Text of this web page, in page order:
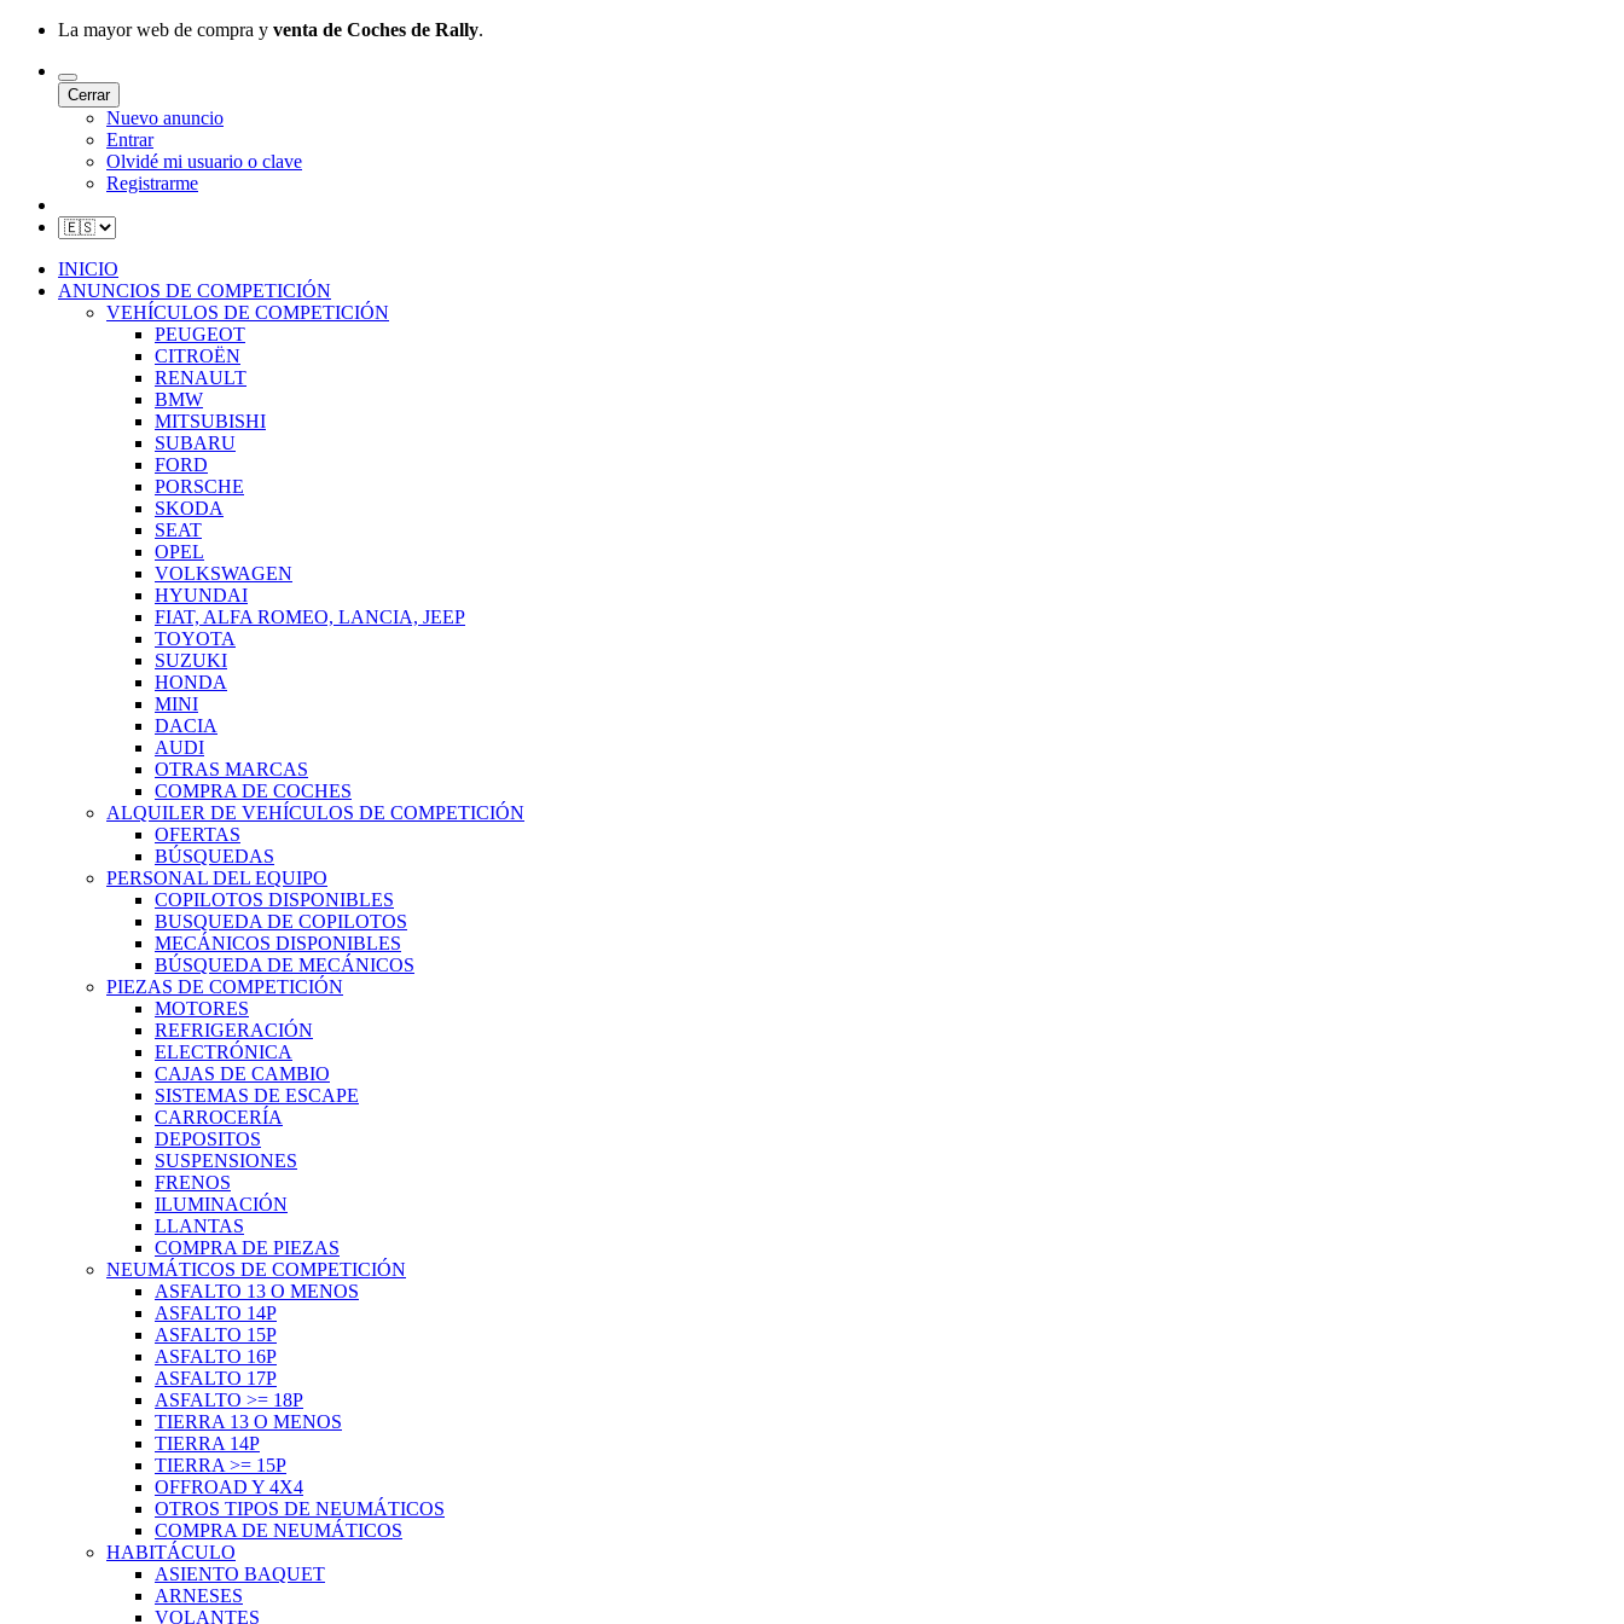
La mayor web de compra y venta de Coches de Rally.
Cerrar
Nuevo anuncio
Entrar
Olvidé mi usuario o clave
Registrarme
INICIO
ANUNCIOS DE COMPETICIÓN
VEHÍCULOS DE COMPETICIÓN
PEUGEOT
CITROËN
RENAULT
BMW
MITSUBISHI
SUBARU
FORD
PORSCHE
SKODA
SEAT
OPEL
VOLKSWAGEN
HYUNDAI
FIAT, ALFA ROMEO, LANCIA, JEEP
TOYOTA
SUZUKI
HONDA
MINI
DACIA
AUDI
OTRAS MARCAS
COMPRA DE COCHES
ALQUILER DE VEHÍCULOS DE COMPETICIÓN
OFERTAS
BÚSQUEDAS
PERSONAL DEL EQUIPO
COPILOTOS DISPONIBLES
BUSQUEDA DE COPILOTOS
MECÁNICOS DISPONIBLES
BÚSQUEDA DE MECÁNICOS
PIEZAS DE COMPETICIÓN
MOTORES
REFRIGERACIÓN
ELECTRÓNICA
CAJAS DE CAMBIO
SISTEMAS DE ESCAPE
CARROCERÍA
DEPOSITOS
SUSPENSIONES
FRENOS
ILUMINACIÓN
LLANTAS
COMPRA DE PIEZAS
NEUMÁTICOS DE COMPETICIÓN
ASFALTO 13 O MENOS
ASFALTO 14P
ASFALTO 15P
ASFALTO 16P
ASFALTO 17P
ASFALTO >= 18P
TIERRA 13 O MENOS
TIERRA 14P
TIERRA >= 15P
OFFROAD Y 4X4
OTROS TIPOS DE NEUMÁTICOS
COMPRA DE NEUMÁTICOS
HABITÁCULO
ASIENTO BAQUET
ARNESES
VOLANTES